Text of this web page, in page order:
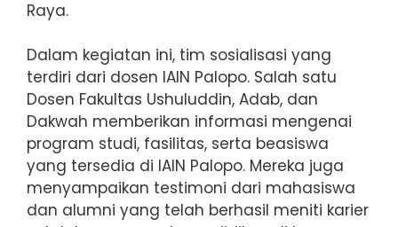
Raya.
Dalam kegiatan ini, tim sosialisasi yang
terdiri dari dosen IAIN Palopo. Salah satu
Dosen Fakultas Ushuluddin, Adab, dan
Dakwah memberikan informasi mengenai
program studi, fasilitas, serta beasiswa
yang tersedia di IAIN Palopo. Mereka juga
menyampaikan testimoni dari mahasiswa
dan alumni yang telah berhasil meniti karier